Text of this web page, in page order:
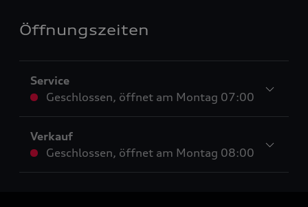
Öffnungszeiten
Service
Geschlossen, öffnet am Montag 07:00
Verkauf
Geschlossen, öffnet am Montag 08:00